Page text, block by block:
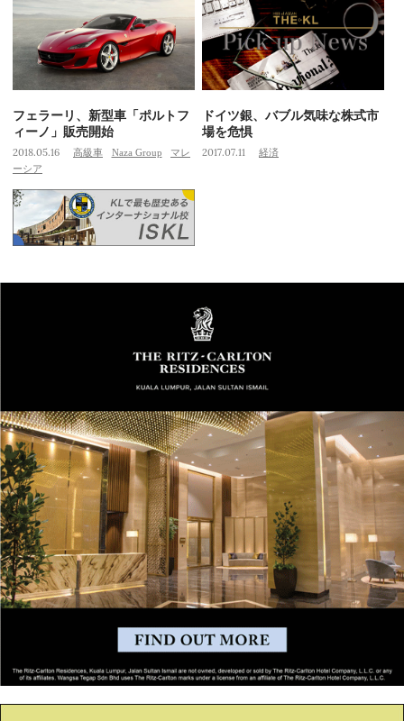
フェラーリ、新型車「ポルトフ
ィーノ」販売開始
2018.05.16 高級車 Naza Group
マレ
ーシア
ドイツ銀、バブル気味な株式市
場を危惧
2017.07.11 経済